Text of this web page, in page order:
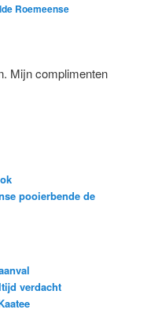
Roemeense
Mijn complimenten
pooierbende de
verdacht